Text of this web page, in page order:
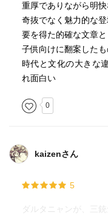
重厚でありながら明
奇抜でなく魅力的な
要を得た的確な文章
子供向けに翻案した
時代と文化の大きな
れ面白い
0
kaizenさん
5
ダルタニャンが、三